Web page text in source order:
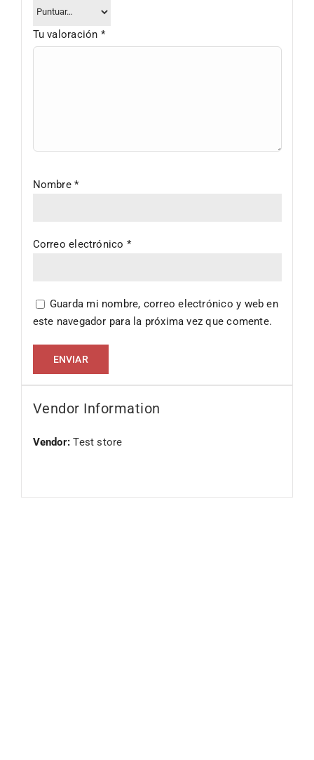
Tu valoración *
Nombre*
Correo electrónico *
Guarda mi nombre, correo electrónico y web en
este navegador para la próxima vez que comente.
Vendor Information
Vendor:Test store